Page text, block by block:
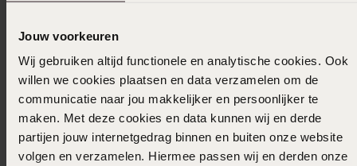
Jouw voorkeuren
Wij gebruiken altijd functionele en analytische cookies. Ook
willen we cookies plaatsen en data verzamelen om de
communicatie naar jou makkelijker en persoonlijker te
maken. Met deze cookies en data kunnen wij en derde
partijen jouw internetgedrag binnen en buiten onze website
volgen en verzamelen. Hiermee passen wij en derden onze
In winkelmandje
Ook leuk voor jou